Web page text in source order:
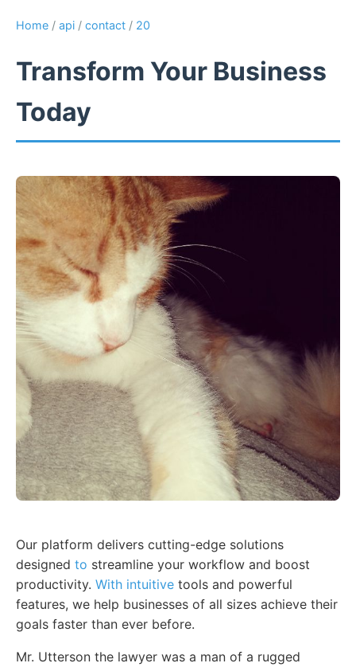
Home / api / contact / 20
Transform Your Business
Today
Our platform delivers cutting-edge solutions
designed to streamline your workflow and boost
productivity. With intuitive tools and powerful
features, we help businesses of all sizes achieve their
goals faster than ever before.
Mr. Utterson the lawyer was a man of a rugged